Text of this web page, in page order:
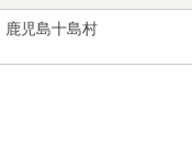
鹿児島十島村